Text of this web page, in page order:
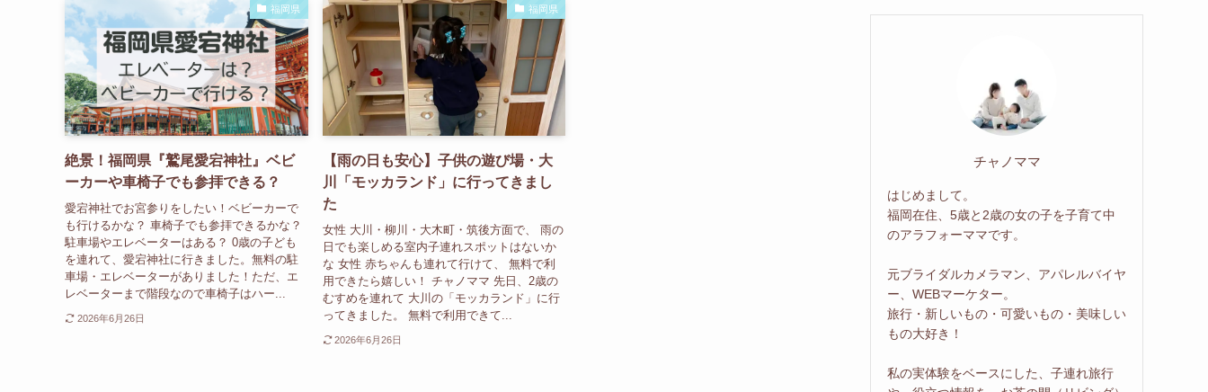
福岡県
絶景！福岡県『鷲尾愛宕神社』ベビ
ーカーや車椅子でも参拝できる？
愛宕神社でお宮参りをしたい！ベビーカーで
も行けるかな？ 車椅子でも参拝できるかな？
駐車場やエレベーターはある？ 0歳の子ども
を連れて、愛宕神社に行きました。無料の駐
車場・エレベーターがありました！ただ、エ
レベーターまで階段なので車椅子はハー...
2026年6月26日
福岡県
【雨の日も安心】子供の遊び場・大
川「モッカランド」に行ってきまし
た
女性 大川・柳川・大木町・筑後方面で、 雨の
日でも楽しめる室内子連れスポットはないか
な 女性 赤ちゃんも連れて行けて、 無料で利
用できたら嬉しい！ チャノママ 先日、2歳の
むすめを連れて 大川の「モッカランド」に行
ってきました。 無料で利用できて...
2026年6月26日
チャノママ
はじめまして。
福岡在住、5歳と2歳の女の子を子育て中
のアラフォーママです。
元ブライダルカメラマン、アパレルバイヤ
ー、WEBマーケター。
旅行・新しいもの・可愛いもの・美味しい
もの大好き！
私の実体験をベースにした、子連れ旅行